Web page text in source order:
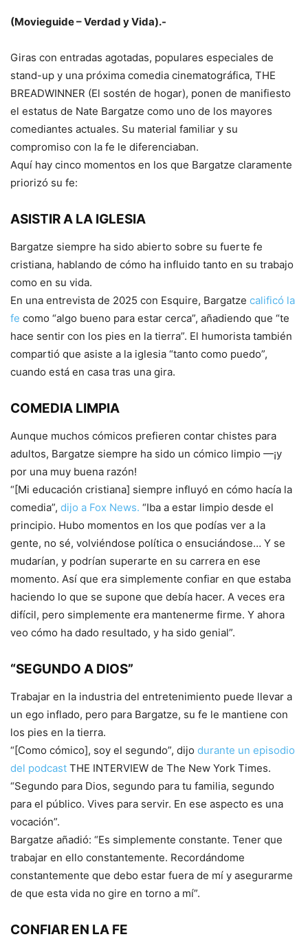
(Movieguide – Verdad y Vida).-
Giras con entradas agotadas, populares especiales de
stand-up y una próxima comedia cinematográfica, THE
BREADWINNER (El sostén de hogar), ponen de manifiesto
el estatus de Nate Bargatze como uno de los mayores
comediantes actuales. Su material familiar y su
compromiso con la fe le diferenciaban.
Aquí hay cinco momentos en los que Bargatze claramente
priorizó su fe:
ASISTIR A LA IGLESIA
Bargatze siempre ha sido abierto sobre su fuerte fe
cristiana, hablando de cómo ha influido tanto en su trabajo
como en su vida.
En una entrevista de 2025 con Esquire, Bargatze calificó la
fe como “algo bueno para estar cerca”, añadiendo que “te
hace sentir con los pies en la tierra”. El humorista también
compartió que asiste a la iglesia “tanto como puedo”,
cuando está en casa tras una gira.
COMEDIA LIMPIA
Aunque muchos cómicos prefieren contar chistes para
adultos, Bargatze siempre ha sido un cómico limpio —¡y
por una muy buena razón!
“[Mi educación cristiana] siempre influyó en cómo hacía la
comedia”, dijo a Fox News. “Iba a estar limpio desde el
principio. Hubo momentos en los que podías ver a la
gente, no sé, volviéndose política o ensuciándose… Y se
mudarían, y podrían superarte en su carrera en ese
momento. Así que era simplemente confiar en que estaba
haciendo lo que se supone que debía hacer. A veces era
difícil, pero simplemente era mantenerme firme. Y ahora
veo cómo ha dado resultado, y ha sido genial”.
“SEGUNDO A DIOS”
Trabajar en la industria del entretenimiento puede llevar a
un ego inflado, pero para Bargatze, su fe le mantiene con
los pies en la tierra.
“[Como cómico], soy el segundo”, dijo durante un episodio
del podcast THE INTERVIEW de The New York Times.
“Segundo para Dios, segundo para tu familia, segundo
para el público. Vives para servir. En ese aspecto es una
vocación”.
Bargatze añadió: “Es simplemente constante. Tener que
trabajar en ello constantemente. Recordándome
constantemente que debo estar fuera de mí y asegurarme
de que esta vida no gire en torno a mí”.
CONFIAR EN LA FE